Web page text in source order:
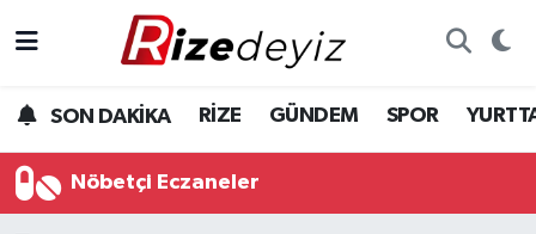
SON DAKİKA RİZE GÜNDEM SPOR
Nöbetçi Eczaneler
Gündem
Yurttan Haberler
Rize Hava Durumu
Rize Trafik Yoğunluk Haritası